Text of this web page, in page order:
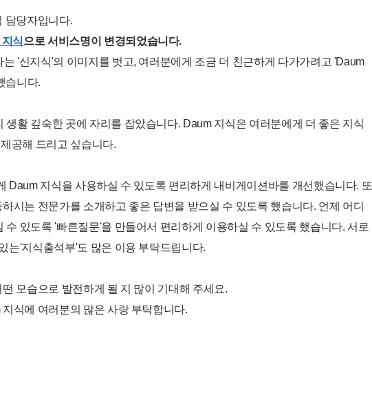
담당자입니다.
식으로 서비스명이 변경되었습니다.
'신지식'의 이미지를 벗고, 여러분에게 조금 더 친근하게 다가가려고 'Daum
습니다.
생활 깊숙한 곳에 자리를 잡았습니다. Daum 지식은 여러분에게 더 좋은 지식
공해 드리고 싶습니다.
Daum 지식을 사용하실 수 있도록 편리하게 내비게이션바를 개선했습니다. 또
시는 전문가를 소개하고 좋은 답변을 받으실 수 있도록 했습니다. 언제 어디
수 있도록 '빠른질문'을 만들어서 편리하게 이용하실 수 있도록 했습니다. 서로
는'지식출석부'도 많은 이용 부탁드립니다.
모습으로 발전하게 될 지 많이 기대해 주세요.
식에 여러분의 많은 사랑 부탁합니다.